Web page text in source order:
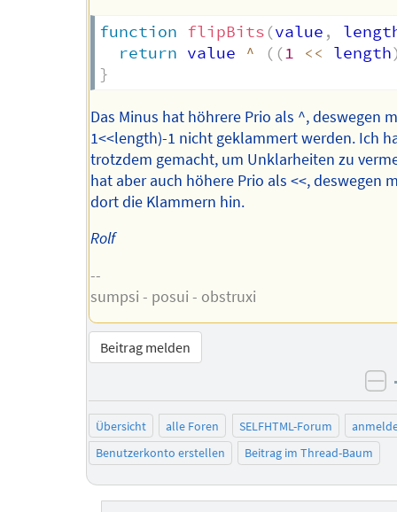
function flipBits (value ,
return value ^ ( (1 << length
}
Das Minus hat höhrere Prio als ^, deswegen
1<<length)-1 nicht geklammert werden. Ich
trotzdem gemacht, um Unklarheiten zu
hat aber auch höhere Prio als <<, deswegen
dort die Klammern hin.
Rolf
--
sumpsi - posui - obstruxi
Beitrag melden
Übersicht alle Foren SELFHTML-Forum
Benutzerkonto erstellen
Beitrag im Thread-Baum